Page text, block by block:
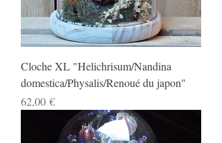
Cloche XL "Helichrisum/Nandina
domestica/Physalis/Renoué du japon"
Prix
62,00 €